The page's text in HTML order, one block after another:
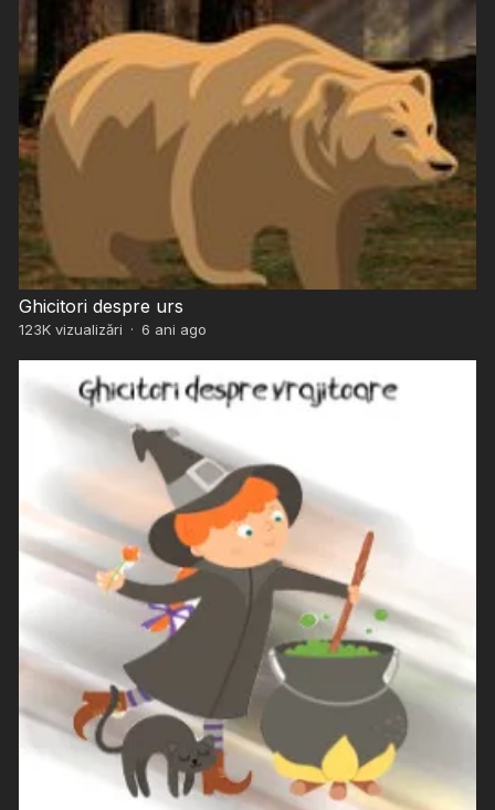
Ghicitori despre urs
123Kvizualizări · 6 ani ago